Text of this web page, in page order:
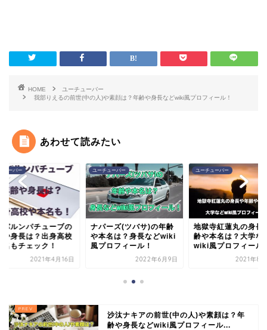
HOME
ユーチューバー
我部りえるの前世(中の人)や素顔は？年齢や身長などwiki風プロフィール！
あわせて読みたい
ューバー
ーズ(ツバサ)の年齢
名は？身長などwiki
ロフィール！
2022年6月9日
ユーチューバー
地獄寺紅蓮丸の身長や年
齢や本名は？大学など
wiki風プロフィール！
2021年8月29日
ユーチューバー
ウンパルンパチュー
年齢や身長は？出身
や本名もチェック！
2021年4
沙汰ナキアの前世(中の人)や素顔は？年
齢や身長などwiki風プロフィール...